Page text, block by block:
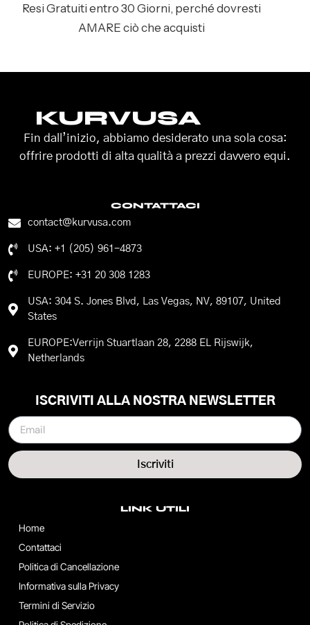
Resi Gratuiti entro 30 Giorni, perché dovresti
AMARE ciò che acquisti
KURVUSA
Fin dall’inizio, abbiamo desiderato una sola cosa:
offrire prodotti di alta qualità a prezzi davvero equi.
CONTATTACI
contact@kurvusa.com
USA: +1 (205) 961-4873
EUROPE: +31 20 308 1283
USA: 304 S. Jones Blvd, Las Vegas, NV, 89107, United
States
EUROPE:Verrijn Stuartlaan 28, 2288 EL Rijswijk,
Netherlands
LINK UTILI
Home
Contattaci
Politica di Cancellazione
Informativa sulla Privacy
Termini di Servizio
ISCRIVITI ALLA NOSTRA NEWSLETTER
Iscriviti